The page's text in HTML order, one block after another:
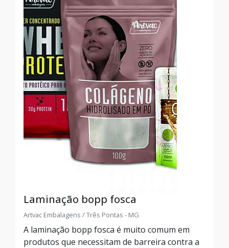
Laminação bopp fosca
Artvac Embalagens / Três Pontas - MG
A laminação bopp fosca é muito comum em
produtos que necessitam de barreira contra a